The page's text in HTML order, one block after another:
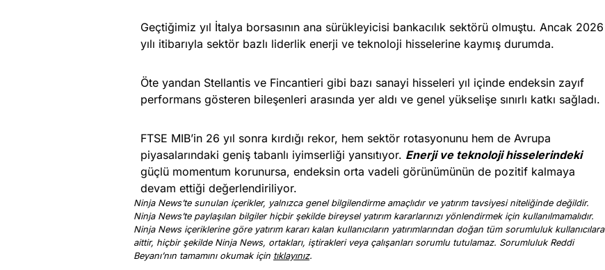
Geçtiğimiz yıl İtalya borsasının ana sürükleyicisi bankacılık sektörü olmuştu. Ancak 2026
yılı itibarıyla sektör bazlı liderlik enerji ve teknoloji hisselerine kaymış durumda.
Öte yandan Stellantis ve Fincantieri gibi bazı sanayi hisseleri yıl içinde endeksin zayıf
performans gösteren bileşenleri arasında yer aldı ve genel yükselişe sınırlı katkı sağladı.
FTSE MIB’in 26 yıl sonra kırdığı rekor, hem sektör rotasyonunu hem de Avrupa
piyasalarındaki geniş tabanlı iyimserliği yansıtıyor. Enerji ve teknoloji hisselerindeki
güçlü momentum korunursa, endeksin orta vadeli görünümünün de pozitif kalmaya
devam ettiği değerlendiriliyor.
Ninja News’te sunulan içerikler, yalnızca genel bilgilendirme amaçlıdır ve yatırım tavsiyesi niteliğinde değildir.
Ninja News’te paylaşılan bilgiler hiçbir şekilde bireysel yatırım kararlarınızı yönlendirmek için kullanılmamalıdır.
Ninja News içeriklerine göre yatırım kararı kalan kullanıcıların yatırımlarından doğan tüm sorumluluk kullanıcılara
aittir, hiçbir şekilde Ninja News, ortakları, iştirakleri veya çalışanları sorumlu tutulamaz. Sorumluluk Reddi
Beyanı’nın tamamını okumak için tıklayınız.